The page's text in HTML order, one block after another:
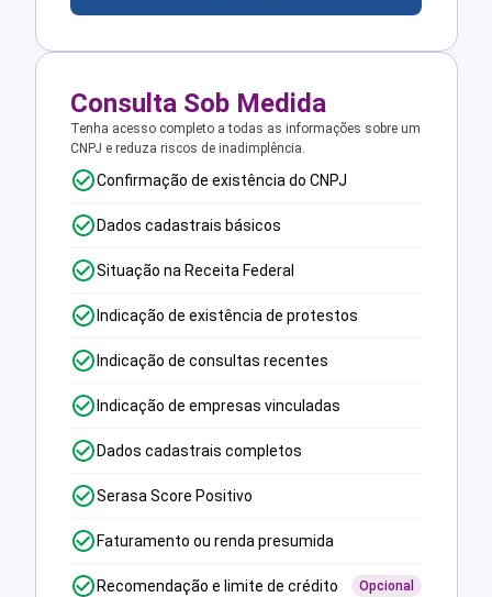
Consulta Sob Medida
Tenha acesso completo a todas as informações sobre um
CNPJ e reduza riscos de inadimplência.
Confirmação de existência do CNPJ
Dados cadastrais básicos
Situação na Receita Federal
Indicação de existência de protestos
Indicação de consultas recentes
Indicação de empresas vinculadas
Dados cadastrais completos
Serasa Score Positivo
Faturamento ou renda presumida
Recomendação e limite de crédito Opcional